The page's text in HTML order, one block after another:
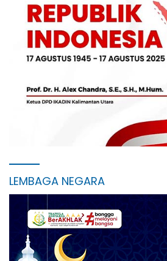
LEMBAGA NEGARA